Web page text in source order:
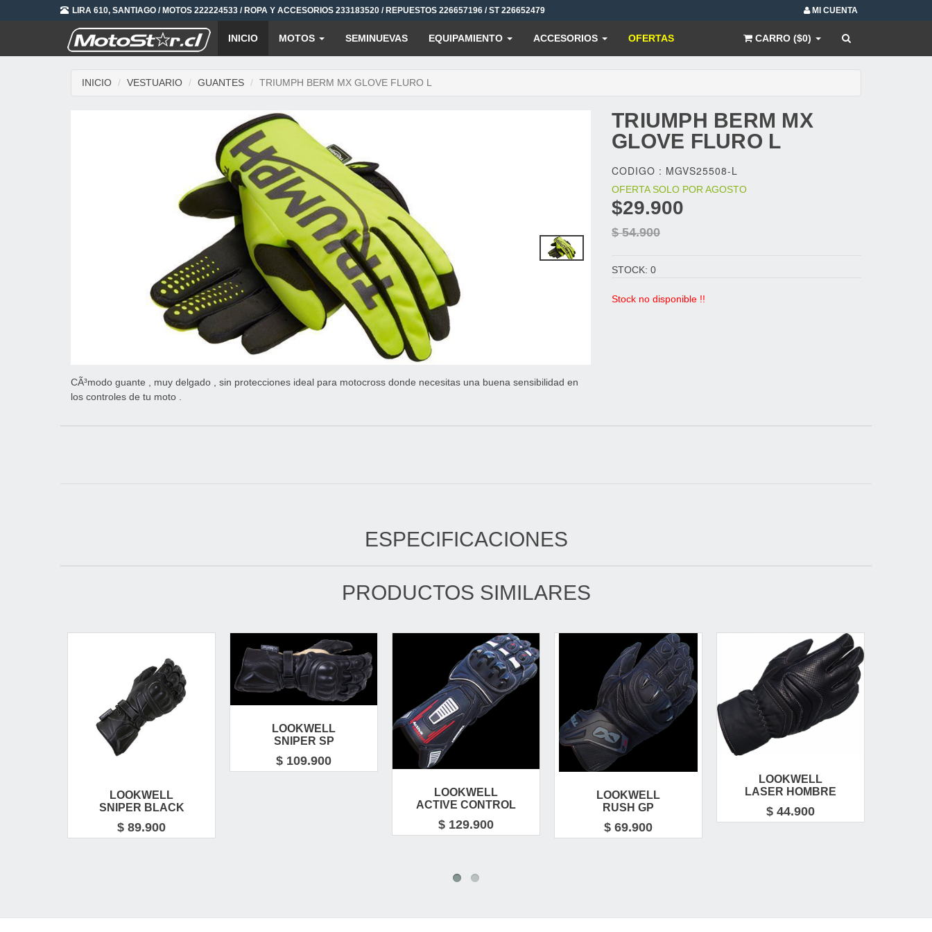
LIRA 610, SANTIAGO / MOTOS 222224533 / ROPA Y ACCESORIOS 233183520 / REPUESTOS 226657196 / ST 226652479 MI CUENTA
INICIO MOTOS SEMINUEVAS EQUIPAMIENTO ACCESORIOS OFERTAS CARRO ($0)
INICIO VESTUARIO GUANTES TRIUMPH BERM MX GLOVE FLURO L
CÃ³modo guante , muy delgado , sin protecciones ideal para motocross donde necesitas una buena sensibilidad en
los controles de tu moto .
TRIUMPH BERM MX
GLOVE FLURO L
CODIGO : MGVS25508-L
OFERTA SOLO POR AGOSTO
$29.900
$ 54.900
STOCK: 0
Stock no disponible !!
ESPECIFICACIONES
PRODUCTOS SIMILARES
LOOKWELL
SNIPER BLACK
$ 89.900
LOOKWELL
SNIPER SP
$ 109.900
LOOKWELL
ACTIVE CONTROL
$ 129.900
LOOKWELL
RUSH GP
$ 69.900
LOOKWELL
LASER HOMBRE
$ 44.900